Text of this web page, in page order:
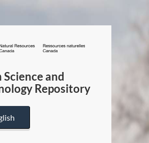
/
Canada
Science and
Repository